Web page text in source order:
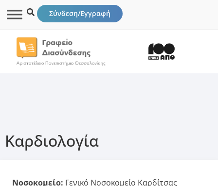
Σύνδεση/Εγγραφή
Καρδιολογία
Νοσοκομείο: Γενικό Νοσοκομείο Καρδίτσας